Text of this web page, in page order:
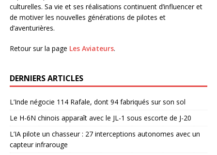
culturelles. Sa vie et ses réalisations continuent d’influencer et
de motiver les nouvelles générations de pilotes et
d’aventurières.
Retour sur la page Les Aviateurs.
DERNIERS ARTICLES
L’Inde négocie 114 Rafale, dont 94 fabriqués sur son sol
Le H-6N chinois apparaît avec le JL-1 sous escorte de J-20
L’IA pilote un chasseur : 27 interceptions autonomes avec un
capteur infrarouge